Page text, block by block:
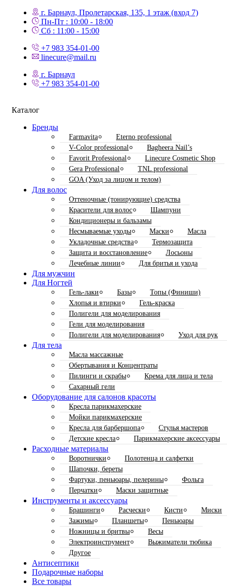
г. Барнаул, Пролетарская, 135,​ 1 этаж (вход 7)
Пн-Пт : 10:00 - 18:00
Сб : 11:00 - 15:00
+7 983 354-01-00
linecure@mail.ru
г. Барнаул
+7 983 354-01-00
Каталог
Бренды
Farmavita
Eterno professional
V-Color professional
Bagheera Nail’s
Favorit Professional
Linecure Cosmetic Shop
Gera Professional
TNL professional
GOA (Уход за лицом и телом)
Для волос
Оттеночные (тонирующие) средства
Красители для волос
Шампуни
Кондиционеры и бальзамы
Несмываемые уходы
Маски
Масла
Укладочные средства
Термозащита
Защита и восстановление
Лосьоны
Лечебные линии
Для бритья и ухода
Для мужчин
Для Ногтей
Гель-лаки Базы
Топы (Финиши)
Хлопья и втирки
Гель-краска
Полигели для моделирования
Гели для моделирования
Полигели для моделирования
Уход для рук
Для тела
Масла массажные
Обертывания и Концентраты
Пилинги и скрабы
Крема для лица и тела
Сахарный гели
Оборудование для салонов красоты
Кресла парикмахерские
Мойки парикмахерские
Кресла для барбершопа
Стулья мастеров
Детские кресла
Парикмахерские аксессуары
Расходные материалы
Воротнички
Полотенца и салфетки
Шапочки, береты
Фартуки, пеньюары, пелерины
Фольга
Перчатки
Маски защитные
Инструменты и аксессуары
Брашинги Расчески Кисти
Миски
Зажимы
Планшеты
Пеньюары
Ножницы и бритвы
Весы
Электроинструмент
Выжиматели тюбика
Другое
Антисептики
Подарочные наборы
Все товары